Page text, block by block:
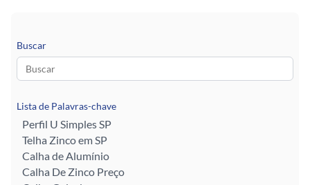
Buscar
Lista de Palavras-chave
Perfil U Simples SP
Telha Zinco em SP
Calha de Alumínio
Calha De Zinco Preço